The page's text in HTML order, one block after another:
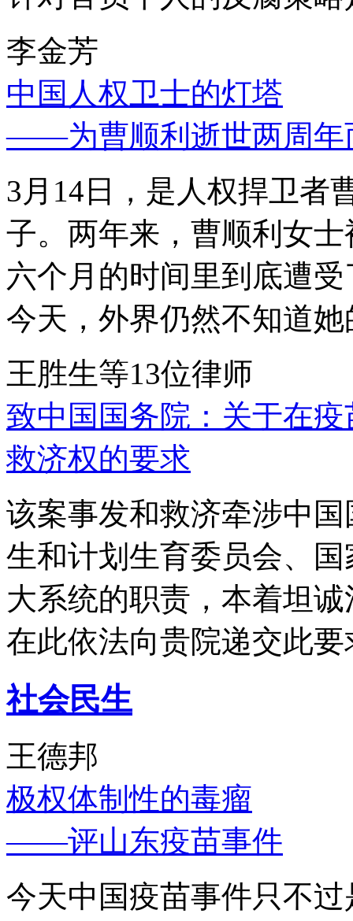
李金芳
中国人权卫士的灯塔
——为曹顺利逝世两周年
3月14日，是人权捍卫者
子。两年来，曹顺利女
六个月的时间里到底遭
今天，外界仍然不知道
王胜生等13位律师
致中国国务院：关于在
救济权的要求
该案事发和救济牵涉中
生和计划生育委员会、
大系统的职责，本着坦
在此依法向贵院递交此要
社会民生
王德邦
极权体制性的毒瘤
——评山东疫苗事件
今天中国疫苗事件只不